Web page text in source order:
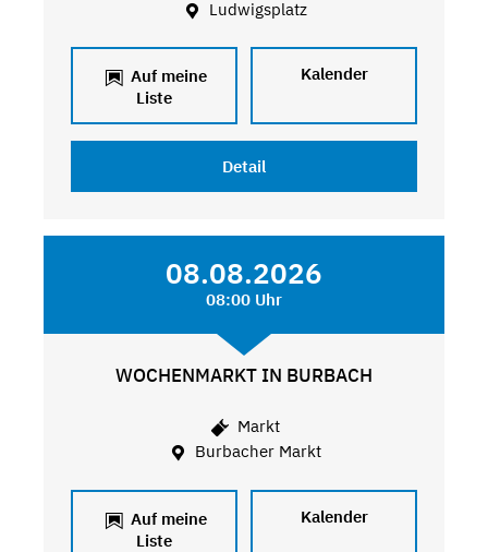
Ludwigsplatz
Auf meine
Liste
Kalender
Detail
08.08.2026
08:00 Uhr
WOCHENMARKT IN BURBACH
Markt
Burbacher Markt
Auf meine
Liste
Kalender